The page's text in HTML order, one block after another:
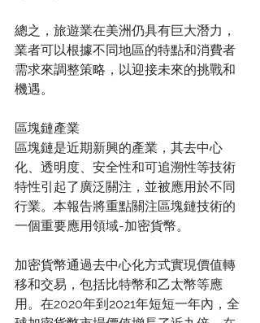
總之，旅遊業在美洲仍具有巨大潛力，
業者可以根據不同地區的特點和消費者
需求來調整策略，以迎接未來的挑戰和
機遇。
區塊鏈產業
區塊鏈是近期新興的產業，其去中心
化、透明度、安全性和可追溯性等技術
特性引起了廣泛關注，並被應用於不同
行業。本報告將重點關注區塊鏈技術的
一個重要應用領域-加密貨幣。
加密貨幣通過去中心化方式實現價值轉
移和交易，包括比特幣和乙太幣等應
用。在2020年到2021年短短一年內，全